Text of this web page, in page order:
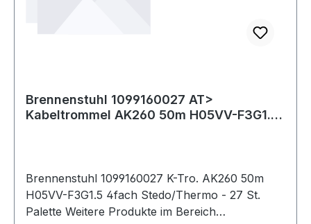
Brennenstuhl 1099160027 AT>
Kabeltrommel AK260 50m H05VV-F3G1.5
Brennenstuhl 1099160027 K-Tro. AK260 50m
H05VV-F3G1.5 4fach Stedo/Thermo - 27 St.
Palette Weitere Produkte im Bereich